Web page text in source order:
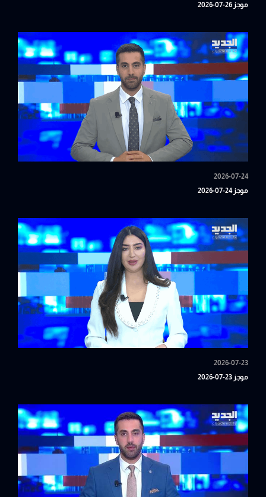
موجز 26-07-2026
2026-07-24
موجز 24-07-2026
2026-07-23
موجز 23-07-2026